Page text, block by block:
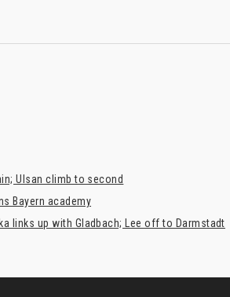
Ulsan climb to second
Bayern academy
links up with Gladbach; Lee off to Darmstadt